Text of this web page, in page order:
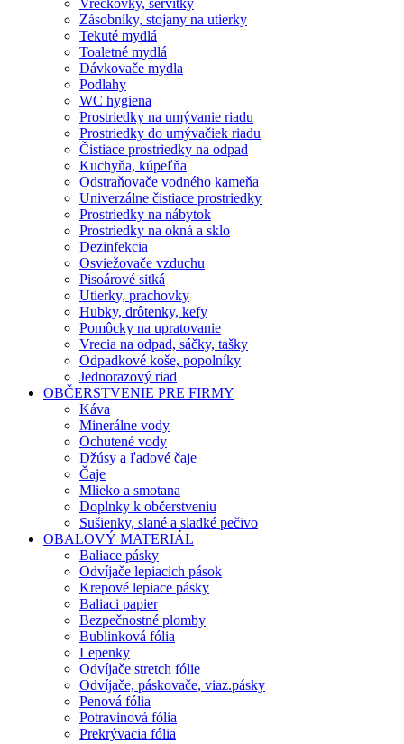
Vreckovky, servítky
Zásobníky, stojany na utierky
Tekuté mydlá
Toaletné mydlá
Dávkovače mydla
Podlahy
WC hygiena
Prostriedky na umývanie riadu
Prostriedky do umývačiek riadu
Čistiace prostriedky na odpad
Kuchyňa, kúpeľňa
Odstraňovače vodného kameňa
Univerzálne čistiace prostriedky
Prostriedky na nábytok
Prostriedky na okná a sklo
Dezinfekcia
Osviežovače vzduchu
Pisoárové sitká
Utierky, prachovky
Hubky, drôtenky, kefy
Pomôcky na upratovanie
Vrecia na odpad, sáčky, tašky
Odpadkové koše, popolníky
Jednorazový riad
OBČERSTVENIE PRE FIRMY
Káva
Minerálne vody
Ochutené vody
Džúsy a ľadové čaje
Čaje
Mlieko a smotana
Doplnky k občerstveniu
Sušienky, slané a sladké pečivo
OBALOVÝ MATERIÁL
Baliace pásky
Odvíjače lepiacich pások
Krepové lepiace pásky
Baliaci papier
Bezpečnostné plomby
Bublinková fólia
Lepenky
Odvíjače stretch fólie
Odvíjače, páskovače, viaz.pásky
Penová fólia
Potravinová fólia
Prekrývacia fólia